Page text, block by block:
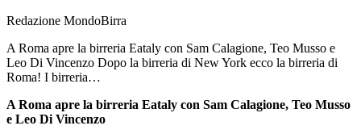
Redazione MondoBirra
A Roma apre la birreria Eataly con Sam Calagione, Teo Musso e
Leo Di Vincenzo Dopo la birreria di New York ecco la birreria di
Roma! I birreria…
A Roma apre la birreria Eataly con Sam Calagione, Teo Musso
e Leo Di Vincenzo